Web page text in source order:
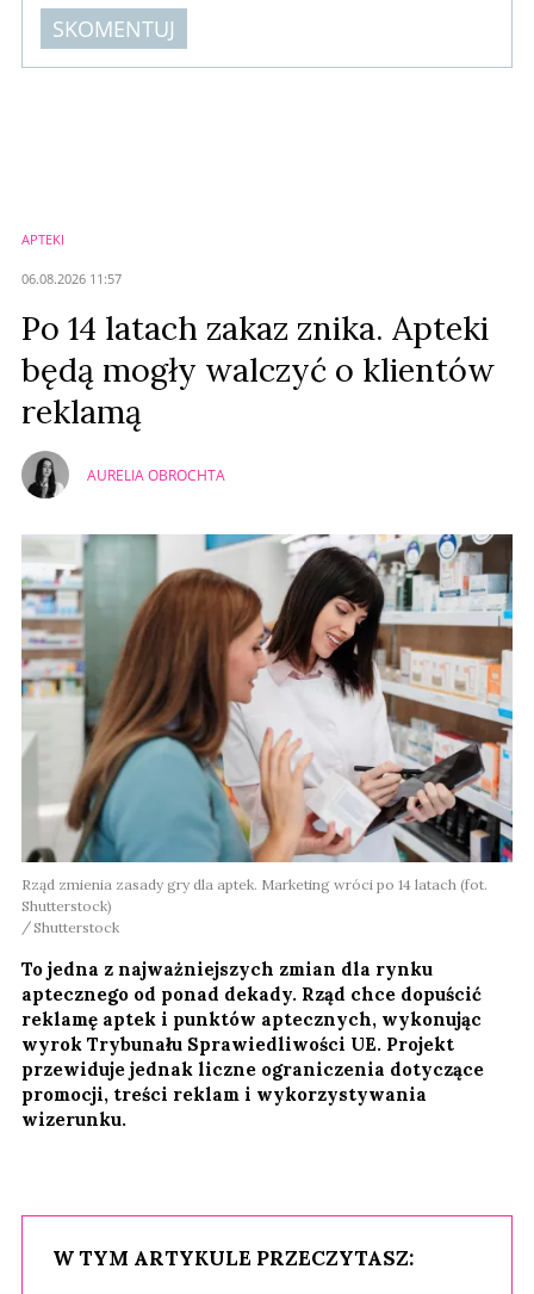
SKOMENTUJ
APTEKI
06.08.2026 11:57
Po 14 latach zakaz znika. Apteki
będą mogły walczyć o klientów
reklamą
AURELIA OBROCHTA
Rząd zmienia zasady gry dla aptek. Marketing wróci po 14 latach (fot.
Shutterstock)
Shutterstock
To jedna z najważniejszych zmian dla rynku
aptecznego od ponad dekady. Rząd chce dopuścić
reklamę aptek i punktów aptecznych, wykonując
wyrok Trybunału Sprawiedliwości UE. Projekt
przewiduje jednak liczne ograniczenia dotyczące
promocji, treści reklam i wykorzystywania
wizerunku.
W TYM ARTYKULE PRZECZYTASZ: